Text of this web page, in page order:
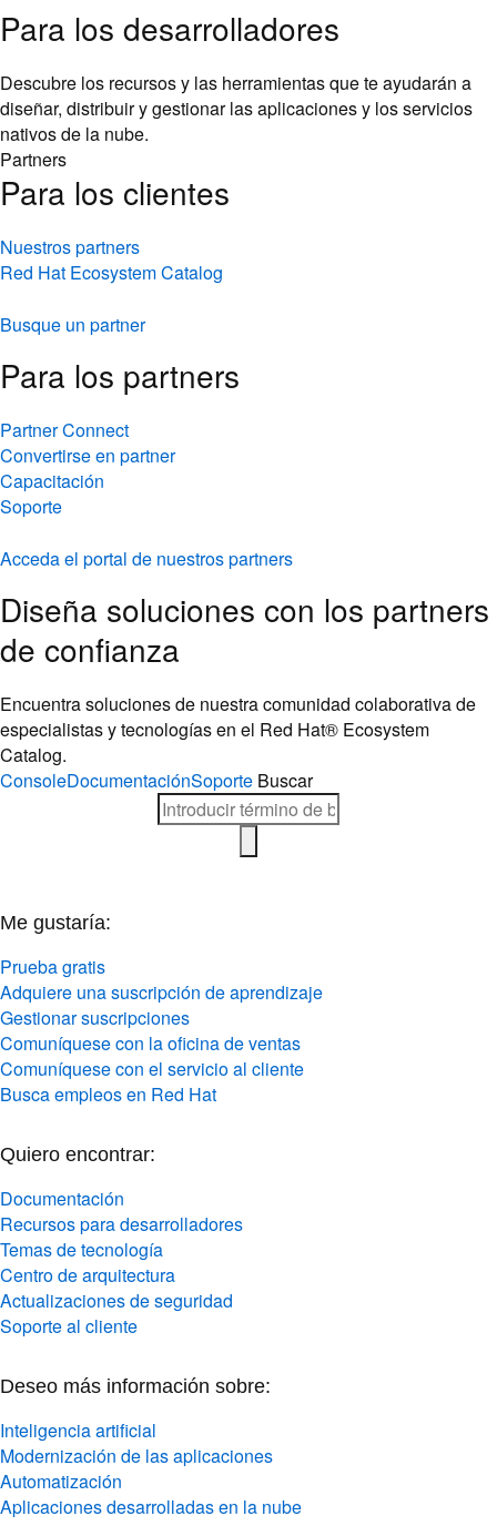
Para los desarrolladores
Descubre los recursos y las herramientas que te ayudarán a
diseñar, distribuir y gestionar las aplicaciones y los servicios
nativos de la nube.
Partners
Para los clientes
Nuestros partners
Red Hat Ecosystem Catalog
Busque un partner
Para los partners
Partner Connect
Convertirse en partner
Capacitación
Soporte
Acceda el portal de nuestros partners
Diseña soluciones con los partners
de confianza
Encuentra soluciones de nuestra comunidad colaborativa de
especialistas y tecnologías en el Red Hat® Ecosystem
Catalog.
ConsoleDocumentaciónSoporte Buscar
Me gustaría:
Prueba gratis
Adquiere una suscripción de aprendizaje
Gestionar suscripciones
Comuníquese con la oficina de ventas
Comuníquese con el servicio al cliente
Busca empleos en Red Hat
Quiero encontrar:
Documentación
Recursos para desarrolladores
Temas de tecnología
Centro de arquitectura
Actualizaciones de seguridad
Soporte al cliente
Deseo más información sobre:
Inteligencia artificial
Modernización de las aplicaciones
Automatización
Aplicaciones desarrolladas en la nube